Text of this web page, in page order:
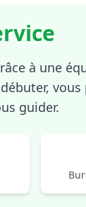
à une
guider.